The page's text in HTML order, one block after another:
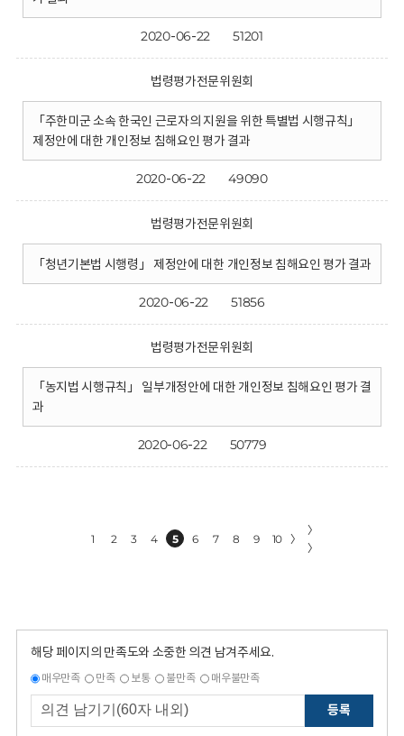
2020-06-22 51201
법령평가전문위원회
「주한미군 소속 한국인 근로자의 지원을 위한 특별법 시행규칙」
제정안에 대한 개인정보 침해요인 평가 결과
2020-06-22 49090
법령평가전문위원회
「청년기본법 시행령」 제정안에 대한 개인정보 침해요인 평가 결과
2020-06-22 51856
법령평가전문위원회
「농지법 시행규칙」 일부개정안에 대한 개인정보 침해요인 평가 결
과
2020-06-22 50779
1 2 3 4 5 6 7 8 9 10 〉
〉
〉
해당 페이지의 만족도와 소중한 의견 남겨주세요.
매우만족 만족 보통 불만족 매우불만족
등록